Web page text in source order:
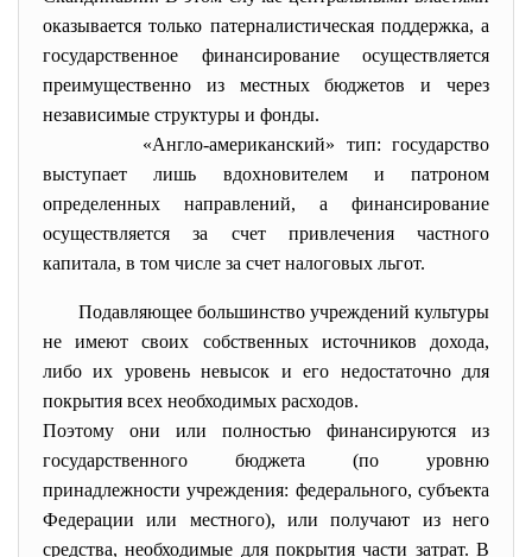
оказывается только патерналистическая поддержка, а
государственное финансирование осуществляется
преимущественно из местных бюджетов и через
независимые структуры и фонды.
«Англо-американский» тип: государство
выступает лишь вдохновителем и патроном
определенных направлений, а финансирование
осуществляется за счет привлечения частного
капитала, в том числе за счет налоговых льгот.
Подавляющее большинство учреждений культуры
не имеют своих собственных источников дохода,
либо их уровень невысок и его недостаточно для
покрытия всех необходимых расходов.
Поэтому они или полностью финансируются из
государственного бюджета (по уровню
принадлежности учреждения: федерального, субъекта
Федерации или местного), или получают из него
средства, необходимые для покрытия части затрат. В